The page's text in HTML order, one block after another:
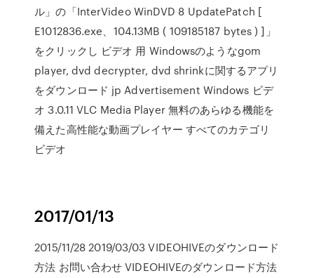
ル」の「InterVideo WinDVD 8 UpdatePatch [
E1012836.exe、104.13MB ( 109185187 bytes ) ]」
をクリックし ビデオ 用 Windowsのようなgom
player, dvd decrypter, dvd shrinkに関するアプリ
をダウンロード jp Advertisement Windows ビデ
オ 3.0.11 VLC Media Player 無料のあらゆる機能を
備えた高性能な動画プレイヤー すべてのカテゴリ
ビデオ
2017/01/13
2015/11/28 2019/03/03 VIDEOHIVEのダウンロード
方法 お問い合わせ VIDEOHIVEのダウンロード方法